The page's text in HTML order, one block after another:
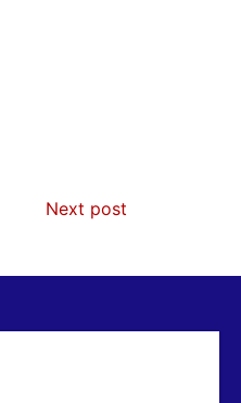
Next post
kg de haschich estimés à